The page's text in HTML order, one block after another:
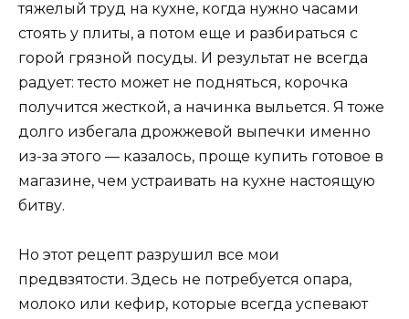
тяжелый труд на кухне, когда нужно часами
стоять у плиты, а потом еще и разбираться с
горой грязной посуды. И результат не всегда
радует: тесто может не подняться, корочка
получится жесткой, а начинка выльется. Я тоже
долго избегала дрожжевой выпечки именно
из-за этого — казалось, проще купить готовое в
магазине, чем устраивать на кухне настоящую
битву.
Но этот рецепт разрушил все мои
предвзятости. Здесь не потребуется опара,
молоко или кефир, которые всегда успевают